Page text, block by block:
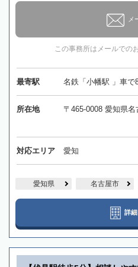
メ
この事務所はメールでの
最寄駅 名鉄「小幡駅 」車で
所在地 〒465-0008 愛知県
対応エリア 愛知
愛知県 名古屋市
詳